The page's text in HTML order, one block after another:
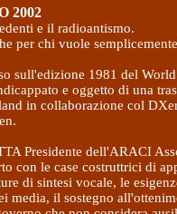
2002
e il radioantismo.
per chi vuole
sull'edizione 1981 del
e oggetto di una
in collaborazione col
Presidente dell'ARACI
con le case costruttrici di
di sintesi vocale, le
media, il sostegno